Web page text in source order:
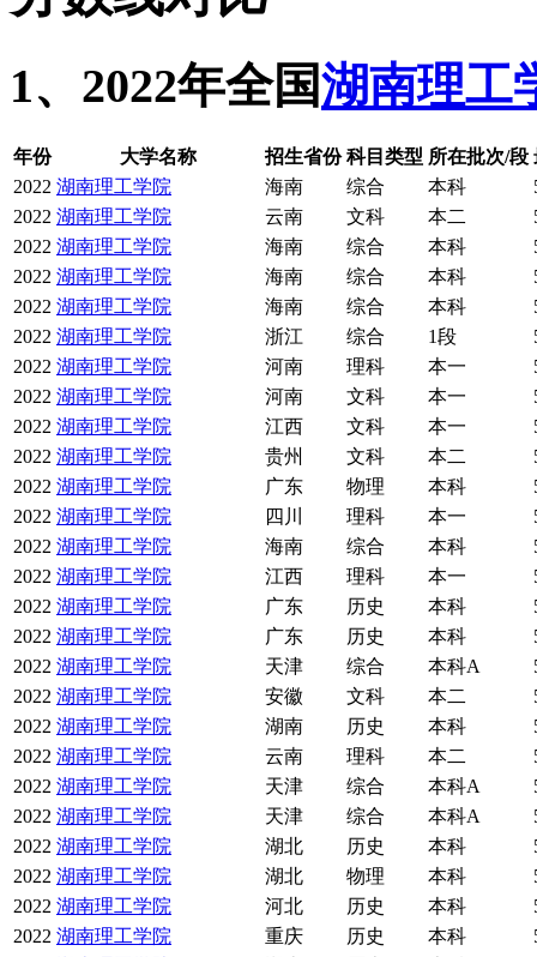
1、2022年全国湖南理工
年份 大学名称 招生省份 科目类型 所在批次/段
2022 湖南理工学院 海南 综合 本科
2022 湖南理工学院 云南 文科 本二
2022 湖南理工学院 海南 综合 本科
2022 湖南理工学院 海南 综合 本科
2022 湖南理工学院 海南 综合 本科
2022 湖南理工学院 浙江 综合 1段
2022 湖南理工学院 河南 理科 本一
2022 湖南理工学院 河南 文科 本一
2022 湖南理工学院 江西 文科 本一
2022 湖南理工学院 贵州 文科 本二
2022 湖南理工学院 广东 物理 本科
2022 湖南理工学院 四川 理科 本一
2022 湖南理工学院 海南 综合 本科
2022 湖南理工学院 江西 理科 本一
2022 湖南理工学院 广东 历史 本科
2022 湖南理工学院 广东 历史 本科
2022 湖南理工学院 天津 综合 本科A
2022 湖南理工学院 安徽 文科 本二
2022 湖南理工学院 湖南 历史 本科
2022 湖南理工学院 云南 理科 本二
2022 湖南理工学院 天津 综合 本科A
2022 湖南理工学院 天津 综合 本科A
2022 湖南理工学院 湖北 历史 本科
2022 湖南理工学院 湖北 物理 本科
2022 湖南理工学院 河北 历史 本科
2022 湖南理工学院 重庆 历史 本科